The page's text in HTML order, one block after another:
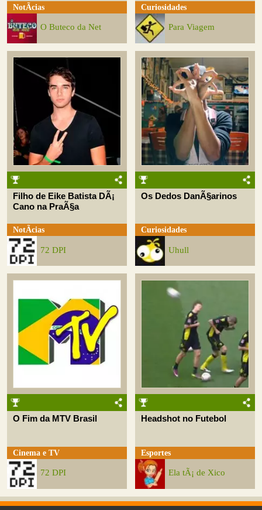
NotÃ­cias
O Buteco da Net
Curiosidades
Para Viagem
Filho de Eike Batista DÃ¡
Cano na PraÃ§a
NotÃ­cias
72 DPI
Os Dedos DanÃ§arinos
Curiosidades
Uhull
O Fim da MTV Brasil
Cinema e TV
72 DPI
Headshot no Futebol
Esportes
Ela tÃ¡ de Xico